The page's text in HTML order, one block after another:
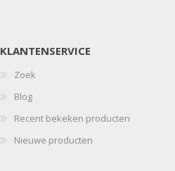
KLANTENSERVICE
Zoek
Blog
Recent bekeken producten
Nieuwe producten